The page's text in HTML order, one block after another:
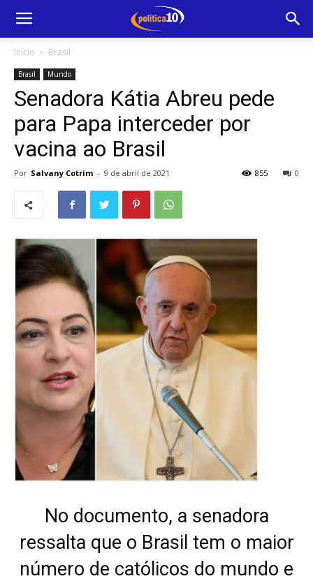
Início Brasil
Brasil Mundo
Senadora Kátia Abreu pede
para Papa interceder por
vacina ao Brasil
Por Salvany Cotrim - 9 de abril de 2021 0
855
No documento, a senadora
ressalta que o Brasil tem o maior
número de católicos do mundo e